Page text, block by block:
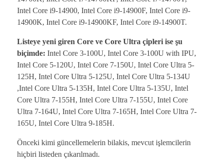
Intel Core i9-14900, Intel Core i9-14900F, Intel Core i9-
14900K, Intel Core i9-14900KF, Intel Core i9-14900T.
Listeye yeni giren Core ve Core Ultra çipleri ise şu
biçimde: Intel Core 3-100U, Intel Core 3-100U with IPU,
Intel Core 5-120U, Intel Core 7-150U, Intel Core Ultra 5-
125H, Intel Core Ultra 5-125U, Intel Core Ultra 5-134U
,Intel Core Ultra 5-135H, Intel Core Ultra 5-135U, Intel
Core Ultra 7-155H, Intel Core Ultra 7-155U, Intel Core
Ultra 7-164U, Intel Core Ultra 7-165H, Intel Core Ultra 7-
165U, Intel Core Ultra 9-185H.
Önceki kimi güncellemelerin bilakis, mevcut işlemcilerin
hiçbiri listeden çıkarılmadı.